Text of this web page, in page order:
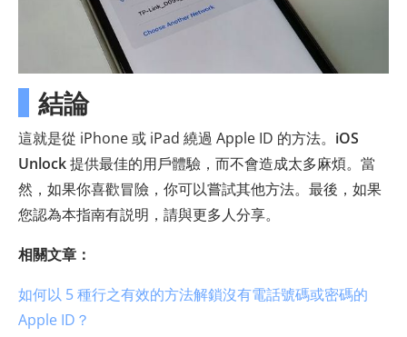
結論
這就是從 iPhone 或 iPad 繞過 Apple ID 的方法。 iOS
Unlock提供最佳的用戶體驗，而不會造成太多麻煩。當
然，如果你喜歡冒險，你可以嘗試其他方法。最後，如果
您認為本指南有説明，請與更多人分享。
相關文章：
如何以 5 種行之有效的方法解鎖沒有電話號碼或密碼的
Apple ID？